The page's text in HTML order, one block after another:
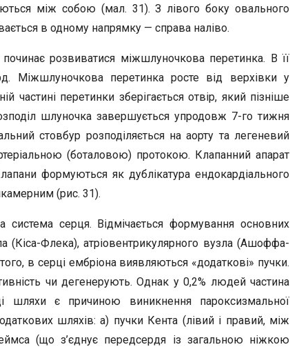
між собою (мал. 31). З лівого боку овального
в одному напрямку — справа наліво.
розвиватися міжшлуночкова перетинка. В її
Міжшлуночкова перетинка росте від верхівки у
перетинки зберігається отвір, який пізніше
шлуночка завершується упродовж 7-го тижня
стовбур розподіляється на аорту та легеневий
(боталовою) протокою. Клапанний апарат
формуються як дублікатура ендокардіального
(рис. 31).
серця. Відмічається формування основних
(Кіса-Флека), атріовентрикулярного вузла (Ашоффа-
в серці ембріона виявляються «додаткові» пучки.
чи дегенерують. Однак у 0,2% людей частина
шляхи є причиною виникнення пароксизмальної
шляхів: а) пучки Кента (лівий і правий, між
(що з’єднує передсердя із загальною ніжкою